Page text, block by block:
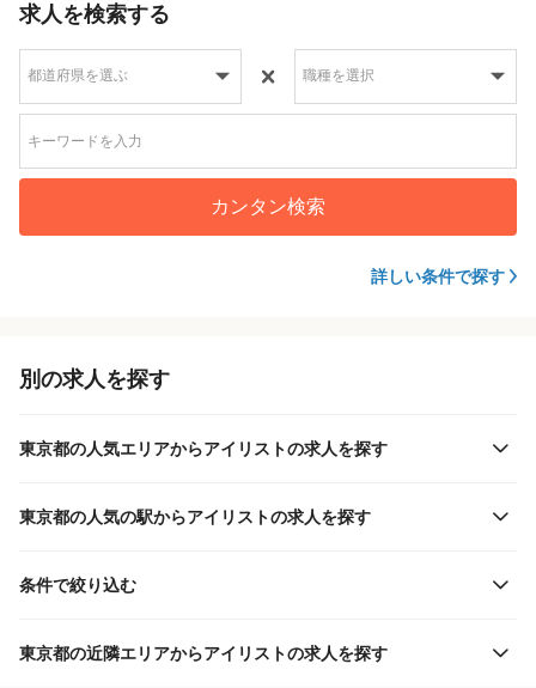
求人を検索する
カンタン検索
詳しい条件で探す
別の求人を探す
東京都の人気エリアからアイリストの求人を探す
東京都の人気の駅からアイリストの求人を探す
条件で絞り込む
東京都の近隣エリアからアイリストの求人を探す